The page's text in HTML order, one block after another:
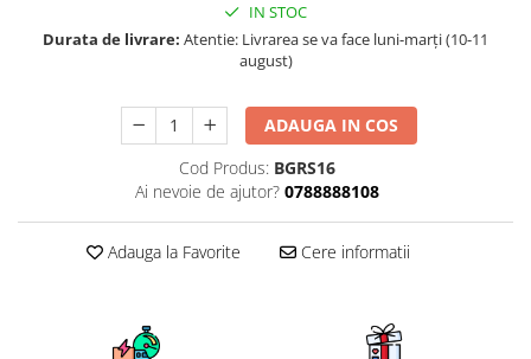
Pentru mama
Echipe de fotbal
Brelocuri cu mesaje amuzante
30 ani
IN STOC
Durata de livrare: Atentie: Livrarea se va face luni-marți (10-11
august)
ADAUGA IN COS
Cod Produs: BGRS16
Ai nevoie de ajutor? 0788888108
Adauga la Favorite Cere informatii